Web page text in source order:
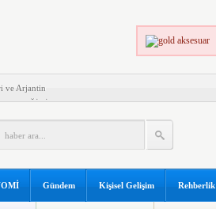
ve Arjantin
ŞEYLER!
OLMANIN KOŞULLARI
ONLARLA BAŞEDEBİLME
Gündem Kişisel Gelişim Rehberlik